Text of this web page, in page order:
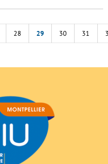
28 29 30 31